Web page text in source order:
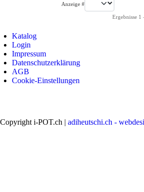
Anzeige #
Ergebnisse 1
Katalog
Login
Impressum
Datenschutzerklärung
AGB
Cookie-Einstellungen
Copyright i-POT.ch | adiheutschi.ch -